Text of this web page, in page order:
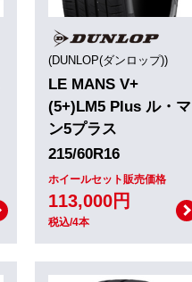
(DUNLOP(ダンロップ))
LE MANS V+
(5+)LM5 Plus ル・マ
ン5プラス
215/60R16
ホイールセット販売価格
113,000円
税込/4本